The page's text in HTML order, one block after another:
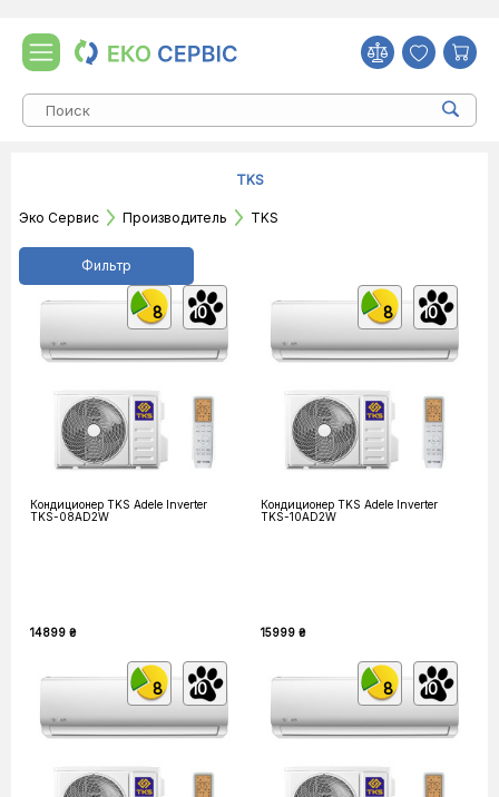
TKS
Эко Сервис Производитель TKS
Фильтр
8 10
Кондиционер TKS Adele Inverter
TKS-08AD2W
14899 ₴
8 10
Кондиционер TKS Adele Inverter
TKS-10AD2W
15999 ₴
8 10 8 10